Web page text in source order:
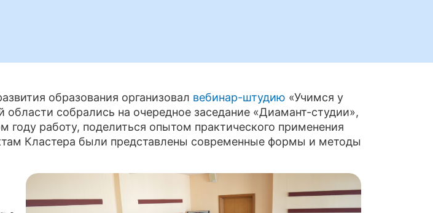
образования организовал вебинар-штудию «Учимся у
собрались на очередное заседание «Диамант-студии»,
работу, поделиться опытом практического применения
Кластера были представлены современные формы и методы